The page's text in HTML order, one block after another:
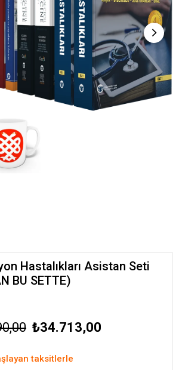
Hastalıkları Asistan Seti
BU SETTE)
₺34.713,00
taksitlerle